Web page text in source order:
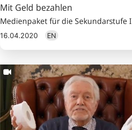
Mit Geld bezahlen
Medienpaket für die Sekundarstufe I
16.04.2020 EN
Geld
anlegen